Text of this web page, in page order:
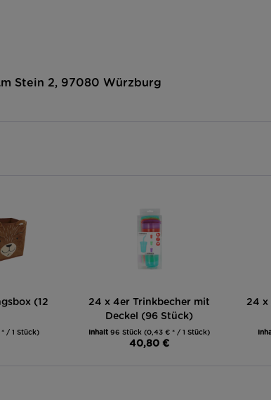
Stein 2, 97080 Würzburg
(12
* / 1 Stück)
24 x 4er Trinkbecher mit
Deckel (96 Stück)
Inhalt96 Stück(0,43 € * / 1 Stück)
40,80 €
24 x